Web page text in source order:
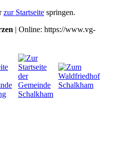
zur Startseite springen.
| Online: https://www.vg-